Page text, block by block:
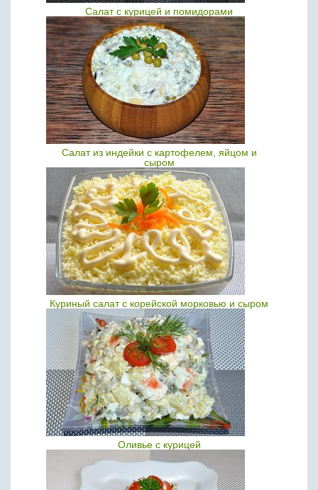
Салат с курицей и помидорами
Салат из индейки с картофелем, яйцом и
сыром
Куриный салат с корейской морковью и сыром
Оливье с курицей